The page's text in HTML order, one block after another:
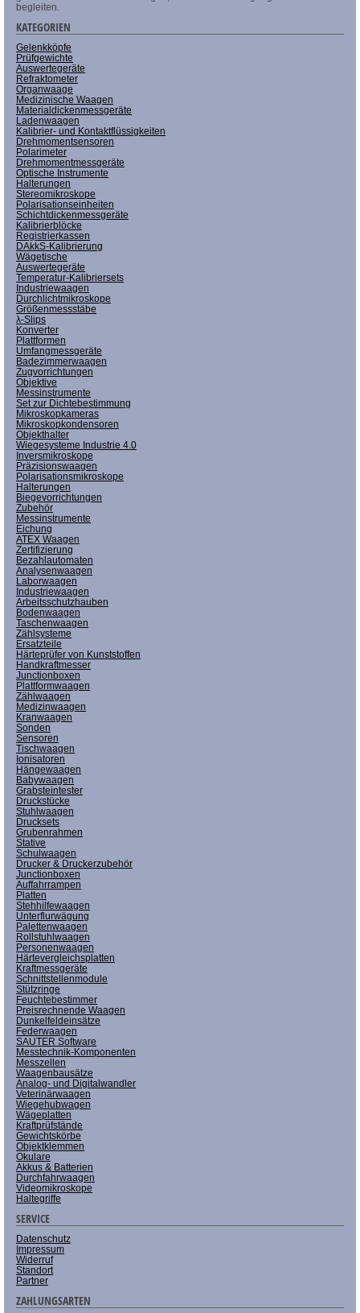
begleiten.
KATEGORIEN
Gelenkköpfe
Prüfgewichte
Auswertegeräte
Refraktometer
Organwaage
Medizinische Waagen
Materialdickenmessgeräte
Ladenwaagen
Kalibrier- und Kontaktflüssigkeiten
Drehmomentsensoren
Polarimeter
Drehmomentmessgeräte
Optische Instrumente
Halterungen
Stereomikroskope
Polarisationseinheiten
Schichtdickenmessgeräte
Kalibrierblöcke
Registrierkassen
DAkkS-Kalibrierung
Wägetische
Auswertegeräte
Temperatur-Kalibriersets
Industriewaagen
Durchlichtmikroskope
Größenmessstäbe
λ-Slips
Konverter
Plattformen
Umfangmessgeräte
Badezimmerwaagen
Zugvorrichtungen
Objektive
Messinstrumente
Set zur Dichtebestimmung
Mikroskopkameras
Mikroskopkondensoren
Objekthalter
Wiegesysteme Industrie 4.0
Inversmikroskope
Präzisionswaagen
Polarisationsmikroskope
Halterungen
Biegevorrichtungen
Zubehör
Messinstrumente
Eichung
ATEX Waagen
Zertifizierung
Bezahlautomaten
Analysenwaagen
Laborwaagen
Industriewaagen
Arbeitsschutzhauben
Bodenwaagen
Taschenwaagen
Zählsysteme
Ersatzteile
Härteprüfer von Kunststoffen
Handkraftmesser
Junctionboxen
Plattformwaagen
Zählwaagen
Medizinwaagen
Kranwaagen
Sonden
Sensoren
Tischwaagen
Ionisatoren
Hängewaagen
Babywaagen
Grabsteintester
Druckstücke
Stuhlwaagen
Drucksets
Grubenrahmen
Stative
Schulwaagen
Drucker & Druckerzubehör
Junctionboxen
Auffahrrampen
Platten
Stehhilfewaagen
Unterflurwägung
Palettenwaagen
Rollstuhlwaagen
Personenwaagen
Härtevergleichsplatten
Kraftmessgeräte
Schnittstellenmodule
Stützringe
Feuchtebestimmer
Preisrechnende Waagen
Dunkelfeldeinsätze
Federwaagen
SAUTER Software
Messtechnik-Komponenten
Messzellen
Waagenbausätze
Analog- und Digitalwandler
Veterinärwaagen
Wiegehubwagen
Wägeplatten
Kraftprüfstände
Gewichtskörbe
Objektklemmen
Okulare
Akkus & Batterien
Durchfahrwaagen
Videomikroskope
Haltegriffe
SERVICE
Datenschutz
Impressum
Widerruf
Standort
Partner
ZAHLUNGSARTEN